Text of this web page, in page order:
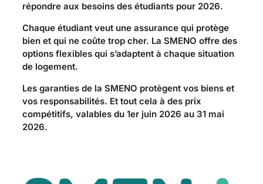
répondre aux besoins des étudiants pour 2026.
Chaque étudiant veut une assurance qui protège
bien et qui ne coûte trop cher. La SMENO offre des
options flexibles qui s’adaptent à chaque situation
de logement.
Les garanties de la SMENO protègent vos biens et
vos responsabilités. Et tout cela à des prix
compétitifs, valables du 1er juin 2026 au 31 mai
2026.